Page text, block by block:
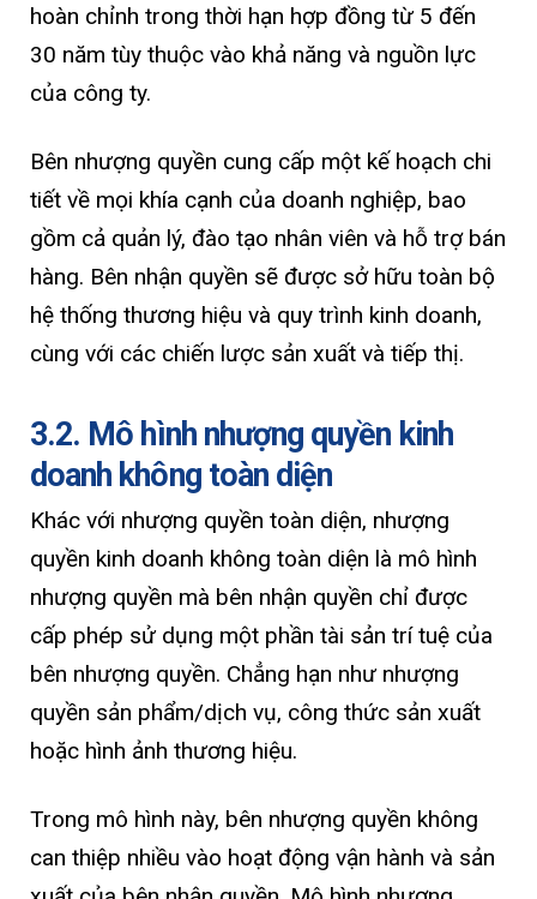
hoàn chỉnh trong thời hạn hợp đồng từ 5 đến
30 năm tùy thuộc vào khả năng và nguồn lực
của công ty.
Bên nhượng quyền cung cấp một kế hoạch chi
tiết về mọi khía cạnh của doanh nghiệp, bao
gồm cả quản lý, đào tạo nhân viên và hỗ trợ bán
hàng. Bên nhận quyền sẽ được sở hữu toàn bộ
hệ thống thương hiệu và quy trình kinh doanh,
cùng với các chiến lược sản xuất và tiếp thị.
3.2. Mô hình nhượng quyền kinh
doanh không toàn diện
Khác với nhượng quyền toàn diện, nhượng
quyền kinh doanh không toàn diện là mô hình
nhượng quyền mà bên nhận quyền chỉ được
cấp phép sử dụng một phần tài sản trí tuệ của
bên nhượng quyền. Chẳng hạn như nhượng
quyền sản phẩm/dịch vụ, công thức sản xuất
hoặc hình ảnh thương hiệu.
Trong mô hình này, bên nhượng quyền không
can thiệp nhiều vào hoạt động vận hành và sản